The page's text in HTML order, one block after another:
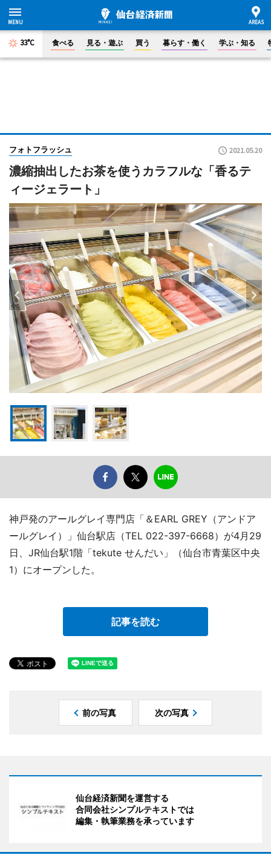
33°C 食べる 見る・遊ぶ 買う 暮らす・働く 学ぶ・知る
フォトフラッシュ 2021.05.20
濃縮抽出したお茶を使うカラフルな「香るテ
ィージェラート」
神戸発のアールグレイ専門店「＆EARL GREY（アンドア
ールグレイ）」仙台駅店（TEL 022-397-6668）が4月29
日、JR仙台駅1階「tekute せんだい」（仙台市青葉区中央
1）にオープンした。
記事を読む
前の写真 次の写真
仙台経済新聞を運営する
合同会社シンプルテキストでは
編集・執筆業務を承っています